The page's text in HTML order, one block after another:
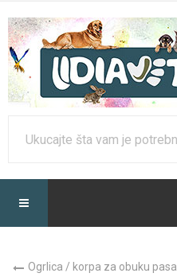
Ogrlica / korpa za obuku pasa